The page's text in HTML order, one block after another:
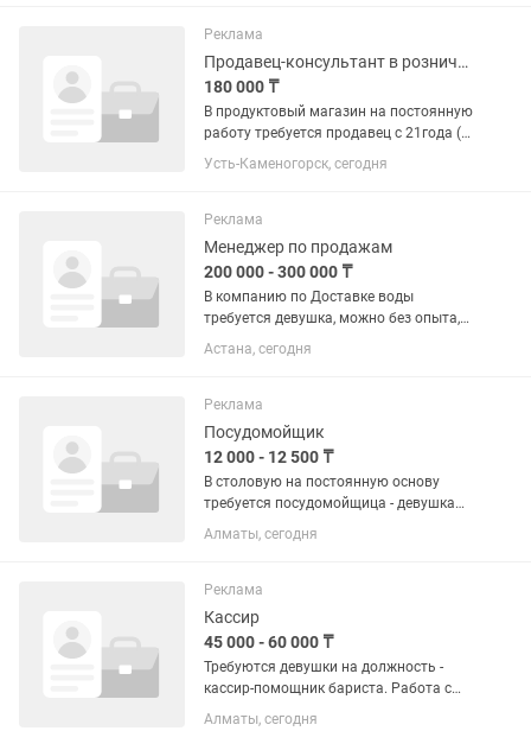
Обязанности: •...
Реклама
Продавец-консультант в розничном магазине
180 000 ₸
В продуктовый магазин на постоянную
работу требуется продавец с 21года (
девушка, женщина).Можно без опыта,
всему научим. График работы сутки
Усть-Каменогорск, сегодня
Реклама
Менеджер по продажам
200 000 - 300 000 ₸
В компанию по Доставке воды
требуется девушка, можно без опыта,
на прием заявок. Обязанности: - Прием
заявок по звонкам, , Instagram,
Машины распределены по городу -...
Астана, сегодня
Реклама
Посудомойщик
12 000 - 12 500 ₸
В столовую на постоянную основу
требуется посудомойщица - девушка
ответственная, коммуникабельная до
45 лет .Удобный график работы 4
.Зарплата 12000 тг. ежедневно (...
Алматы, сегодня
Реклама
Кассир
45 000 - 60 000 ₸
Требуются девушки на должность -
кассир-помощник бариста. Работа с
онлайн кассой, быть приветливой,
Алматы, сегодня